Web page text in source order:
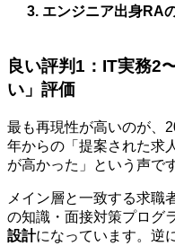
エンジニア出身RA
良い評判1：IT実務2
い」評価
最も再現性が高いのが、
年からの「提案された求
が高かった」という声で
メイン層と一致する求職
の知識・面接対策プログ
設計になっています。逆